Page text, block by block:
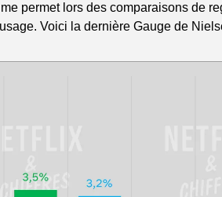
permet lors des comparaisons de
Voici la dernière Gauge de